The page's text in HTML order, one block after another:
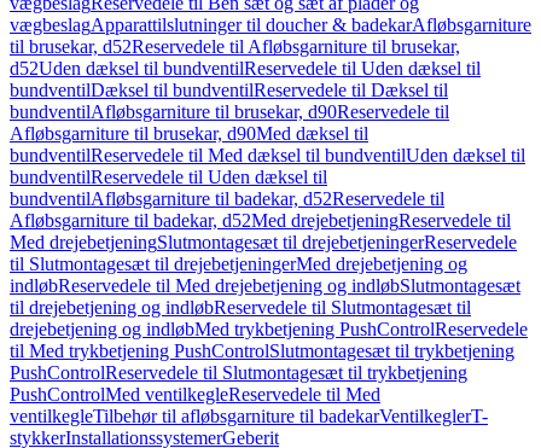
vægbeslagApparattilslutninger til doucher & badekarAfløbsgarniture
til brusekar, d52Reservedele til Afløbsgarniture til brusekar,
d52Uden dæksel til bundventilReservedele til Uden dæksel til
bundventilDæksel til bundventilReservedele til Dæksel til
bundventilAfløbsgarniture til brusekar, d90Reservedele til
Afløbsgarniture til brusekar, d90Med dæksel til
bundventilReservedele til Med dæksel til bundventilUden dæksel til
bundventilReservedele til Uden dæksel til
bundventilAfløbsgarniture til badekar, d52Reservedele til
Afløbsgarniture til badekar, d52Med drejebetjeningReservedele til
Med drejebetjeningSlutmontagesæt til drejebetjeningerReservedele
til Slutmontagesæt til drejebetjeningerMed drejebetjening og
indløbReservedele til Med drejebetjening og indløbSlutmontagesæt
til drejebetjening og indløbReservedele til Slutmontagesæt til
drejebetjening og indløbMed trykbetjening PushControlReservedele
til Med trykbetjening PushControlSlutmontagesæt til trykbetjening
PushControlReservedele til Slutmontagesæt til trykbetjening
PushControlMed ventilkegleReservedele til Med
ventilkegleTilbehør til afløbsgarniture til badekarVentilkeglerT-
stykkerInstallationssystemerGeberit